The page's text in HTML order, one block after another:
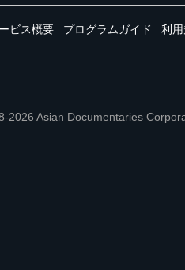
ビス概要 プログラムガイド 利
2026 Asian Documentaries